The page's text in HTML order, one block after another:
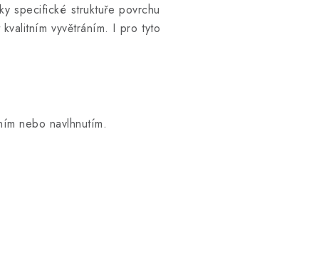
specifické struktuře povrchu
vyvětráním. I pro tyto
nebo navlhnutím.